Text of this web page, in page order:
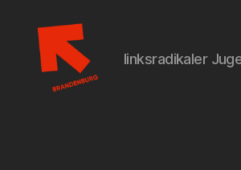
linksradikaler